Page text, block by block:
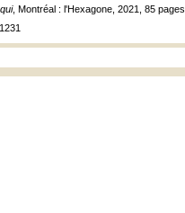
, Montréal : l'Hexagone, 2021, 85 pages.